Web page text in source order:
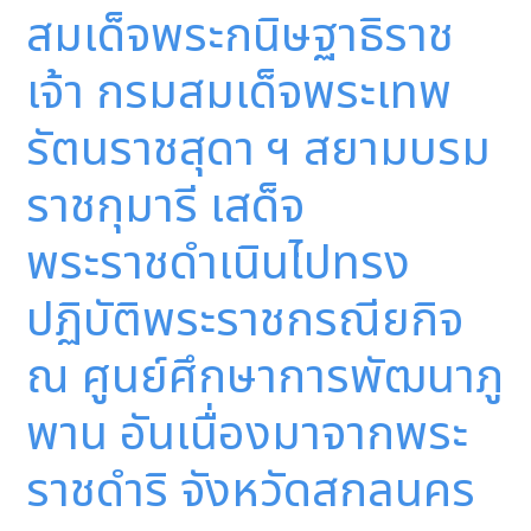
สมเด็จพระกนิษฐาธิราช
เจ้า กรมสมเด็จพระเทพ
รัตนราชสุดา ฯ สยามบรม
ราชกุมารี เสด็จ
พระราชดำเนินไปทรง
ปฏิบัติพระราชกรณียกิจ
ณ ศูนย์ศึกษาการพัฒนาภู
พาน อันเนื่องมาจากพระ
ราชดำริ จังหวัดสกลนคร